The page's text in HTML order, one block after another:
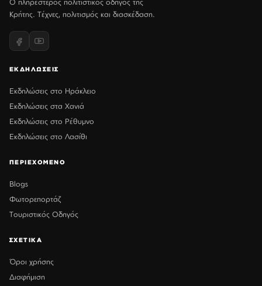
Κρήτης. Τέχνες, πολιτισμός και διασκέδαση.
ΕΚΔΗΛΩΣΕΙΣ
Εκδηλώσεις στο Ηράκλειο
Εκδηλώσεις στα Χανιά
Εκδηλώσεις στο Ρέθυμνο
Εκδηλώσεις στο Λασίθι
ΠΕΡΙΕΧΟΜΕΝΟ
Blogs
Φωτορεπορτάζ
Τουριστικός Οδηγός
ΣΧΕΤΙΚΑ
Όροι χρήσης
Διαφήμιση